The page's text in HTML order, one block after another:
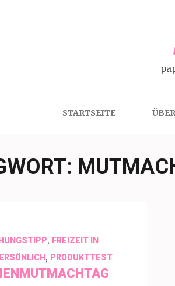
STARTSEITE
, FREIZEIT IN
, PRODUKTTEST